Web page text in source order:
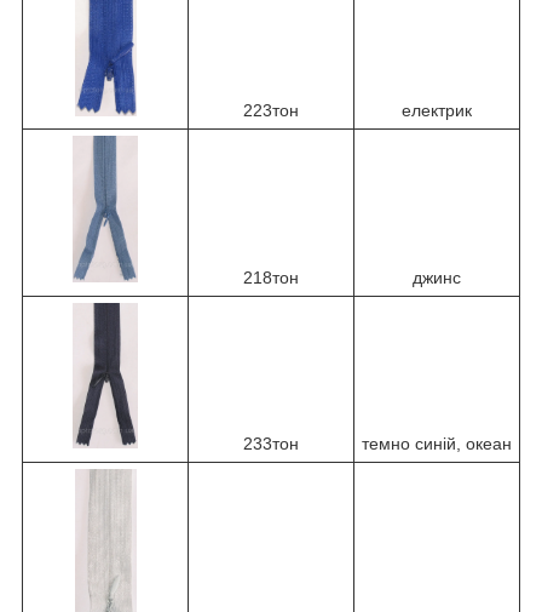
223тон електрик
218тон джинс
233тон темно синій, океан